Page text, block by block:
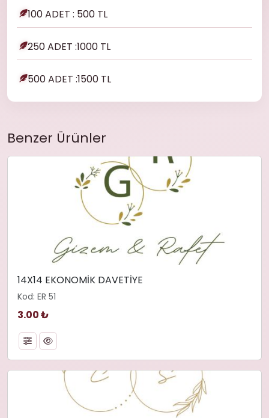
100 ADET : 500 TL
250 ADET :1000 TL
500 ADET :1500 TL
Benzer Ürünler
14X14 EKONOMİK DAVETİYE
Kod: ER 51
3.00 ₺